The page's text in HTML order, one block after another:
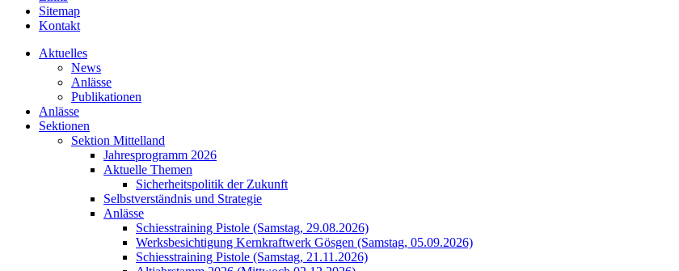
Sitemap
Kontakt
Aktuelles
News
Anlässe
Publikationen
Anlässe
Sektionen
Sektion Mittelland
Jahresprogramm 2026
Aktuelle Themen
Sicherheitspolitik der Zukunft
Selbstverständnis und Strategie
Anlässe
Schiesstraining Pistole (Samstag, 29.08.2026)
Werksbesichtigung Kernkraftwerk Gösgen (Samstag, 05.09.2026)
Schiesstraining Pistole (Samstag, 21.11.2026)